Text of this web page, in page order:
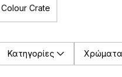
Colour Crate
Κατηγορίες Χρώματα